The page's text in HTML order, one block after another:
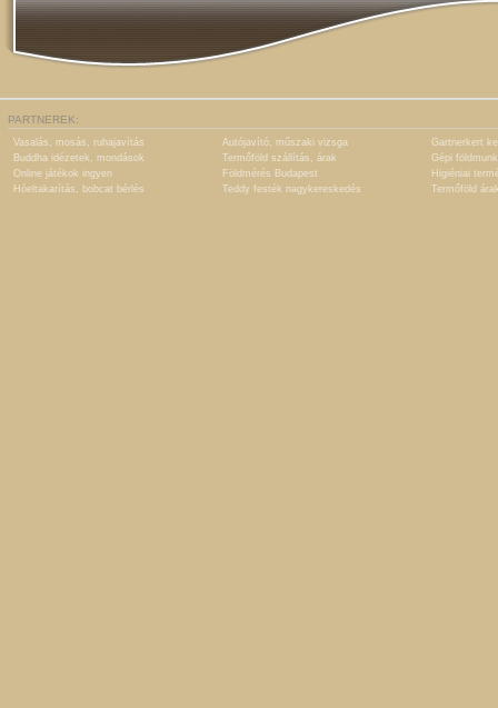
PARTNEREK:
Vasalás, mosás, ruhajavítás Autójavító, műszaki vizsga
Gartnerkert
Buddha idézetek, mondások
Termőföld szállítás, árak
Gépi
Online játékok ingyen
Földmérés Budapest
Higiéniai
Hóeltakarítás, bobcat bérlés
Teddy festék nagykereskedés Termőföld